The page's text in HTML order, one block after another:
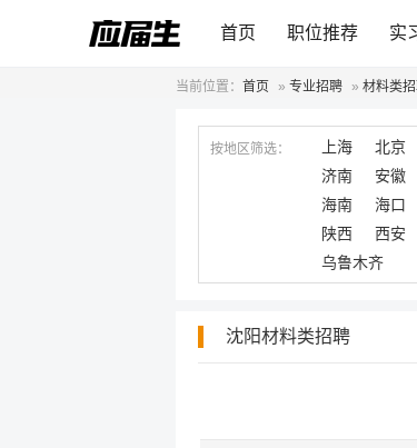
首页 职位推荐 实
当前位置： 首页 » 专业招聘 » 材料类
按地区筛选： 上海 北京
济南
安徽
海南
海口
陕西
西安
乌鲁木齐
沈阳材料类招聘